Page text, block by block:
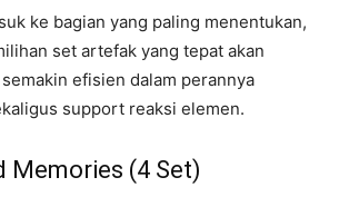
ke bagian yang paling menentukan,
set artefak yang tepat akan
efisien dalam perannya
support reaksi elemen.
Memories (4 Set)